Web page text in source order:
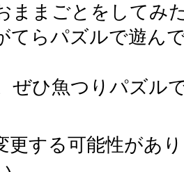
ままごとをしてみ
てらパズルで遊ん
ぜひ魚つりパズル
更する可能性があ